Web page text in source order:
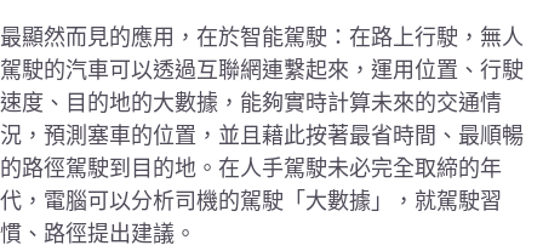
最顯然而見的應用，在於智能駕駛：在路上行駛，無人
駕駛的汽車可以透過互聯網連繫起來，運用位置、行駛
速度、目的地的大數據，能夠實時計算未來的交通情
況，預測塞車的位置，並且藉此按著最省時間、最順暢
的路徑駕駛到目的地。在人手駕駛未必完全取締的年
代，電腦可以分析司機的駕駛「大數據」，就駕駛習
慣、路徑提出建議。